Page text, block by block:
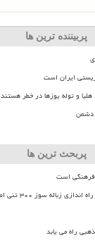
پربیننده ترین ها
ایران است
و توله یوزها در خطر هستند
دشمن
پربحث ترین ها
است
زباله سوز ۳۰۰ تنی اصفهان
راه می یابد